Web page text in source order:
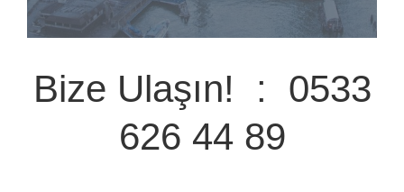
Bize Ulaşın! : 0533
626 44 89